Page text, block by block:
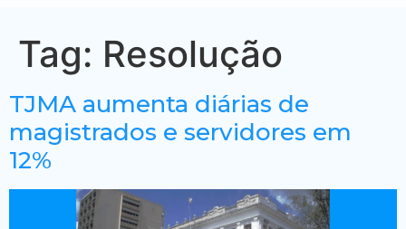
Tag: Resolução
TJMA aumenta diárias de
magistrados e servidores em
12%